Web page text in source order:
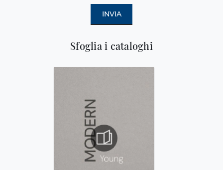
Sfoglia i cataloghi
INVIA